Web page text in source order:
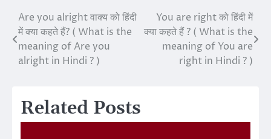
Post
navigation
Are you alright वाक्य को हिंदी
में क्या कहते हैं? ( What is the
meaning of Are you
alright in Hindi ? )
You are right को हिंदी में
क्या कहते हैं ? ( What is the
meaning of You are
right in Hindi ? )
Related Posts